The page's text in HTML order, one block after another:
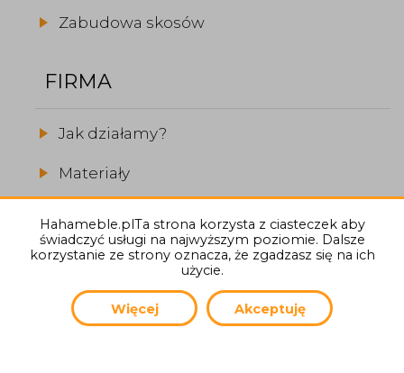
Zabudowa skosów
FIRMA
Jak działamy?
Materiały
O firmie
Hahameble.plTa strona korzysta z ciasteczek aby
świadczyć usługi na najwyższym poziomie. Dalsze
korzystanie ze strony oznacza, że zgadzasz się na ich
użycie.
Więcej Akceptuję